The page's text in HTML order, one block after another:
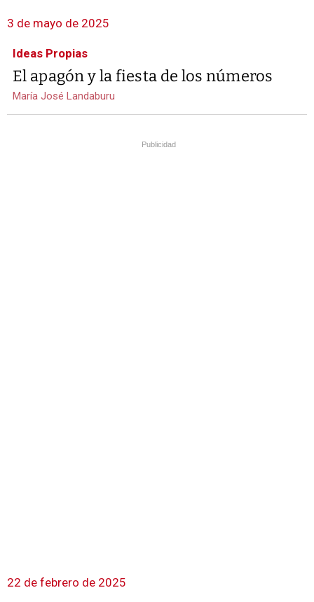
3 de mayo de 2025
Ideas Propias
El apagón y la fiesta de los números
María José Landaburu
Publicidad
22 de febrero de 2025